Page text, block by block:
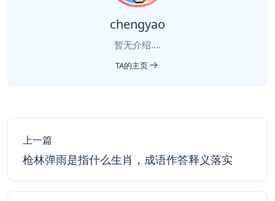
chengyao
暂无介绍....
TA的主页
上一篇
枪林弹雨是指什么生肖，成语作答释义落实